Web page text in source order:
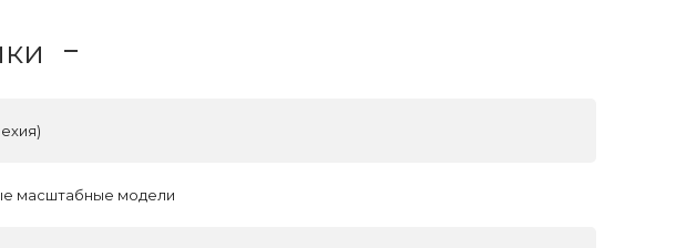
масштабные модели